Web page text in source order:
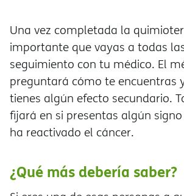
Una vez completada la
importante que vayas a todas
seguimiento con tu médico. El
preguntará cómo te encuentras
tienes algún efecto secundario.
fijará en si presentas algún
ha reactivado el cáncer.
¿Qué más debería saber?